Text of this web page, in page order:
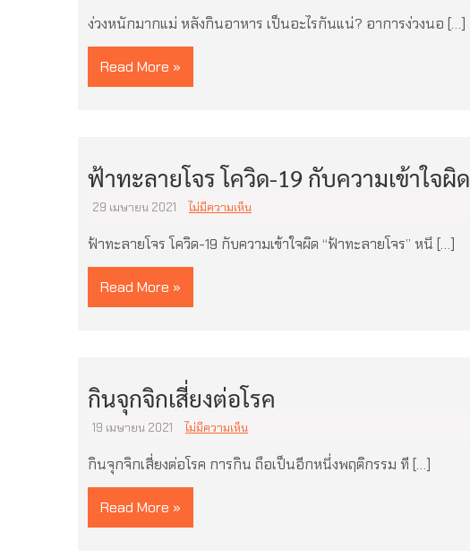
ง่วงหนักมากแม่ หลังกินอาหาร เป็นอะไรกันแน่? อาการง่วงนอ […]
Read More »
ฟ้าทะลายโจร โควิด-19 กับความเข้าใจผิด
29 เมษายน 2021 ไม่มีความเห็น
ฟ้าทะลายโจร โควิด-19 กับความเข้าใจผิด “ฟ้าทะลายโจร” หนึ […]
Read More »
กินจุกจิกเสี่ยงต่อโรค
19 เมษายน 2021 ไม่มีความเห็น
กินจุกจิกเสี่ยงต่อโรค การกิน ถือเป็นอีกหนึ่งพฤติกรรม ที […]
Read More »